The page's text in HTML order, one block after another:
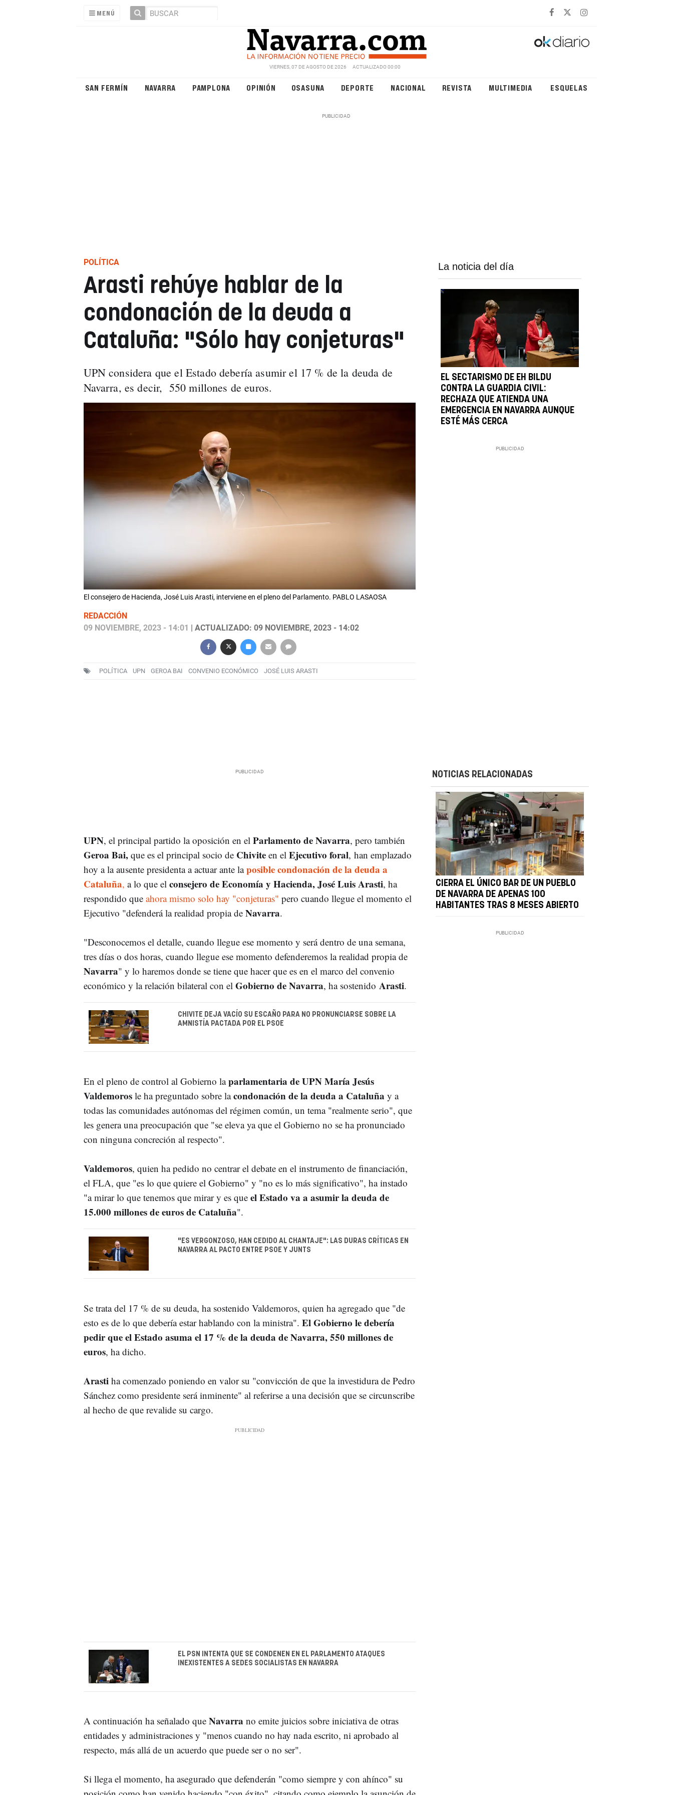
MENÚ
VIERNES, 07 DE AGOSTO DE 2026 ACTUALIZADO 00:00
SAN FERMÍN NAVARRA PAMPLONA OPINIÓN OSASUNA DEPORTE NACIONAL REVISTA MULTIMEDIA ESQUELAS
POLÍTICA
Arasti rehúye hablar de la
condonación de la deuda a
Cataluña: "Sólo hay conjeturas"
UPN considera que el Estado debería asumir el 17 % de la deuda de
Navarra, es decir, 550 millones de euros.
El consejero de Hacienda, José Luis Arasti, interviene en el pleno del Parlamento. PABLO LASAOSA
REDACCIÓN
09 NOVIEMBRE, 2023 - 14:01 | ACTUALIZADO: 09 NOVIEMBRE, 2023 - 14:02
POLÍTICA UPN GEROA BAI CONVENIO ECONÓMICO JOSÉ LUIS ARASTI
La noticia del día
EL SECTARISMO DE EH BILDU
CONTRA LA GUARDIA CIVIL:
RECHAZA QUE ATIENDA UNA
EMERGENCIA EN NAVARRA AUNQUE
ESTÉ MÁS CERCA
UPN, el principal partido la oposición en el Parlamento de Navarra, pero también
Geroa Bai,que es el principal socio de Chivite en el Ejecutivo foral, han emplazado
hoy a la ausente presidenta a actuar ante la posible condonación de la deuda a
Cataluña, a lo que elconsejero de Economía y Hacienda, José Luis Arasti, ha
respondido que ahora mismo solo hay "conjeturas" pero cuando llegue el momento el
Ejecutivo "defenderá la realidad propia de Navarra.
"Desconocemos el detalle, cuando llegue ese momento y será dentro de una semana,
tres días o dos horas, cuando llegue ese momento defenderemos la realidad propia de
Navarra" y lo haremos donde se tiene que hacer que es en el marco del convenio
económico y la relación bilateral con elGobierno de Navarra, ha sostenido Arasti.
CHIVITE DEJA VACÍO SU ESCAÑO PARA NO PRONUNCIARSE SOBRE LA
AMNISTÍA PACTADA POR EL PSOE
En el pleno de control al Gobierno laparlamentaria de UPN María Jesús
Valdemorosle ha preguntado sobre lacondonación de la deuda a Cataluña y a
todas las comunidades autónomas del régimen común, un tema "realmente serio", que
les genera una preocupación que "se eleva ya que el Gobierno no se ha pronunciado
con ninguna concreción al respecto".
Valdemoros, quien ha pedido no centrar el debate en el instrumento de financiación,
el FLA, que "es lo que quiere el Gobierno" y "no es lo más significativo", ha instado
"a mirar lo que tenemos que mirar y es queel Estado va a asumir la deuda de
15.000 millones de euros de Cataluña".
"ES VERGONZOSO, HAN CEDIDO AL CHANTAJE": LAS DURAS CRÍTICAS EN
NAVARRA AL PACTO ENTRE PSOE Y JUNTS
Se trata del 17 % de su deuda, ha sostenido Valdemoros, quien ha agregado que "de
esto es de lo que debería estar hablando con la ministra". El Gobierno le debería
pedir que el Estado asuma el 17 % de la deuda de Navarra, 550 millones de
euros, ha dicho.
Arasti ha comenzado poniendo en valor su "convicción de que la investidura de Pedro
Sánchez como presidente será inminente" al referirse a una decisión que se circunscribe
al hecho de que revalide su cargo.
EL PSN INTENTA QUE SE CONDENEN EN EL PARLAMENTO ATAQUES
INEXISTENTES A SEDES SOCIALISTAS EN NAVARRA
A continuación ha señalado que Navarra no emite juicios sobre iniciativa de otras
entidades y administraciones y "menos cuando no hay nada escrito, ni aprobado al
respecto, más allá de un acuerdo que puede ser o no ser".
Si llega el momento, ha asegurado que defenderán "como siempre y con ahínco" su
NOTICIAS RELACIONADAS
CIERRA EL ÚNICO BAR DE UN PUEBLO
DE NAVARRA DE APENAS 100
HABITANTES TRAS 8 MESES ABIERTO